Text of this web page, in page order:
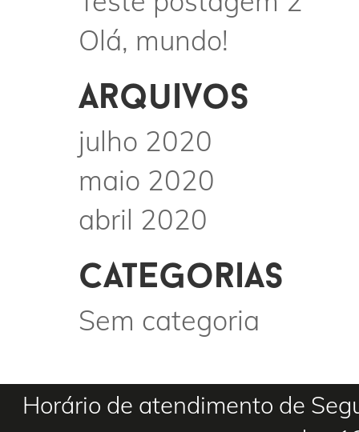
Olá, mundo!
arquivos
julho 2020
maio 2020
abril 2020
categorias
Sem categoria
Horário de atendimento de